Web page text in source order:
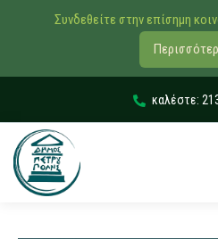
καλέστε:
Συνδεθείτε στην επίσημη